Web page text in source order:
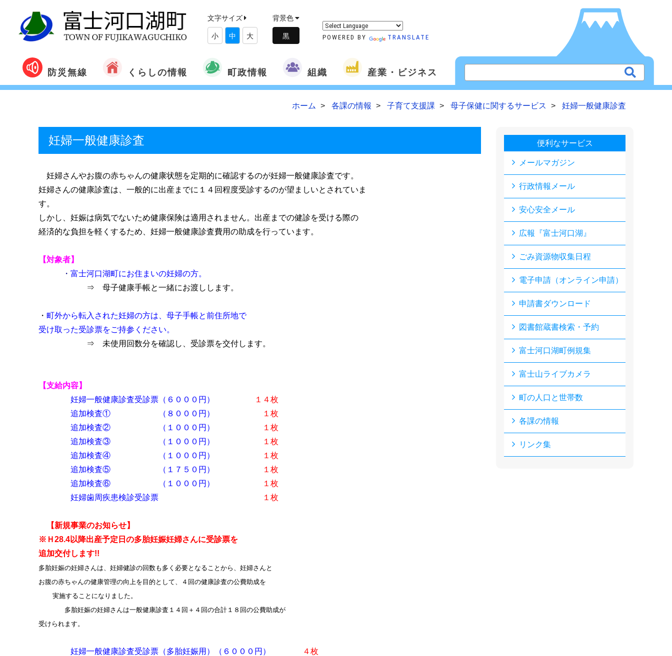
文字サイズ
小 中 大
背景色
POWERED BY TRANSLATE
防災無線 くらしの情報 町政情報 組織 産業・ビジネス
ホーム 各課の情報 子育て支援課 母子保健に関するサービス 妊婦一般健康診査
妊婦一般健康診査
妊婦さんやお腹の赤ちゃんの健康状態を定期的に確認するのが妊婦一般健康診査です。
妊婦さんの健康診査は、一般的に出産までに１４回程度受診するのが望ましいとされていま
す。
しかし、妊娠は病気でないため健康保険は適用されません。出産までの健診を受ける際の
経済的な負担を軽くするため、妊婦一般健康診査費用の助成を行っています。
【対象者】
・ 富士河口湖町にお住まいの妊婦の方。
⇒ 母子健康手帳と一緒にお渡しします。
・ 町外から転入された妊婦の方は、母子手帳と前住所地で
受け取った受診票をご持参ください。
⇒ 未使用回数分を確認し、受診票を交付します。
【支給内容】
妊婦一般健康診査受診票（６０００円）
１４枚
追加検査① （８０００円）
１枚
追加検査② （１０００円）
１枚
追加検査③ （１０００円）
１枚
追加検査④ （１０００円）
１枚
追加検査⑤ （１７５０円）
１枚
追加検査⑥ （１０００円）
１枚
妊婦歯周疾患検診受診票
１枚
【新規事業のお知らせ】
※Ｈ28.4以降出産予定日の多胎妊娠妊婦さんに受診票を
追加交付します!!
多胎妊娠の妊婦さんは、妊婦健診の回数も多く必要となることから、妊婦さんと
お腹の赤ちゃんの健康管理の向上を目的として、４回の健康診査の公費助成を
実施することになりました。
多胎妊娠の妊婦さんは一般健康診査１４回＋４回の合計１８回の公費助成が
受けられます。
妊婦一般健康診査受診票（多胎妊娠用）（６０００円） ４枚
便利なサービス
メールマガジン
行政情報メール
安心安全メール
広報『富士河口湖』
ごみ資源物収集日程
電子申請（オンライン申請）
申請書ダウンロード
図書館蔵書検索・予約
富士河口湖町例規集
富士山ライブカメラ
町の人口と世帯数
各課の情報
リンク集